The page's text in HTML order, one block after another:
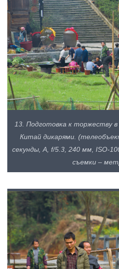
13. Подготовка к торжеству в
Китай дикарями.
секунды, А, f/5.3, 240 мм, ISO-
съемки –